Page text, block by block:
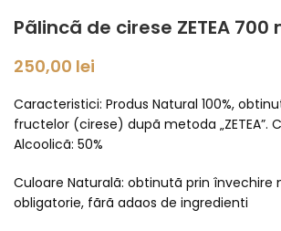
Pãlincã de cirese ZETEA 700
250,00 lei
Caracteristici: Produs Natural 100%,
fructelor (cirese) dupã metoda „ZETEA”.
Alcoolicã: 50%
Culoare Naturalã: obtinutã prin învechire
obligatorie, fãrã adaos de ingredienti